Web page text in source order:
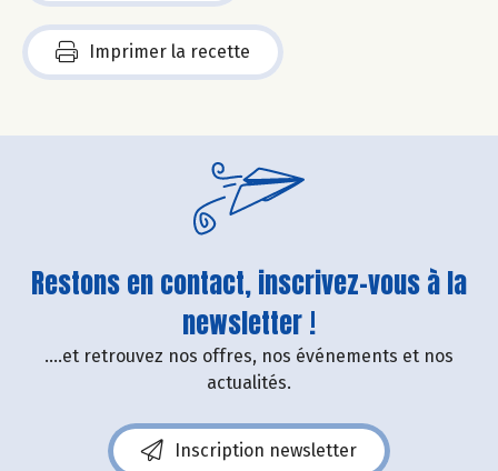
Imprimer la recette
Restons en contact, inscrivez-vous à la
newsletter !
....et retrouvez nos offres, nos événements et nos
actualités.
Inscription newsletter